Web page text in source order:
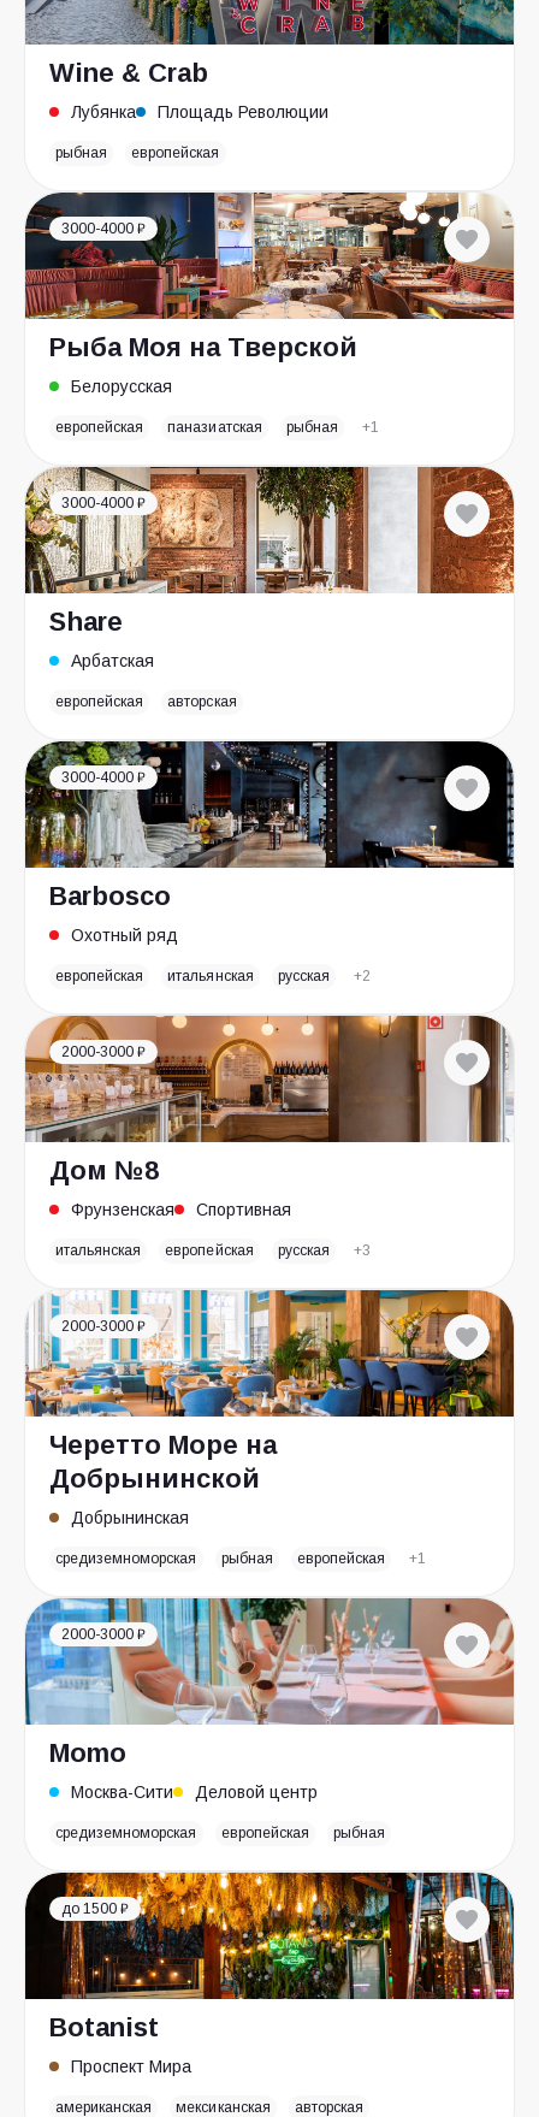
Wine & Crab
Лубянка Площадь Революции
рыбная европейская
3000-4000 ₽
Рыба Моя на Тверской
Белорусская
европейская паназиатская рыбная +1
3000-4000 ₽
Share
Арбатская
европейская авторская
3000-4000 ₽
Barbosco
Охотный ряд
европейская итальянская русская +2
2000-3000 ₽
Дом №8
Фрунзенская Спортивная
итальянская европейская русская +3
2000-3000 ₽
Черетто Море на
Добрынинской
Добрынинская
средиземноморская рыбная европейская +1
2000-3000 ₽
Momo
Москва-Сити Деловой центр
средиземноморская европейская рыбная
до 1500 ₽
Botanist
Проспект Мира
американская мексиканская авторская